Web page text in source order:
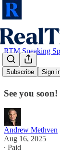
Subscribe Sign
RTM Speaking
⏰ Live in
See you soon!
Andrew Methven
Aug 16, 2025
∙ Paid